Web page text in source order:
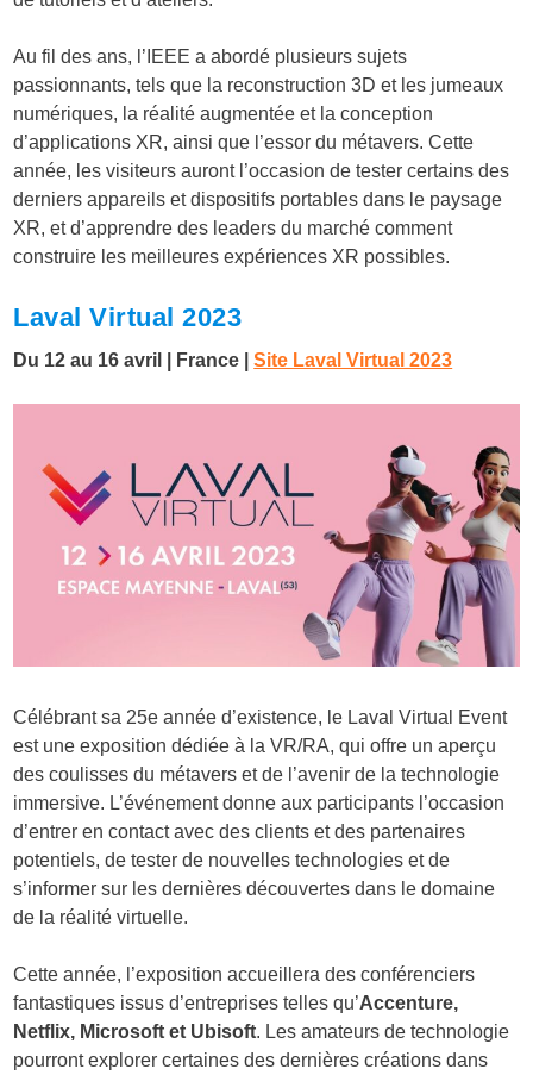
Au fil des ans, l’IEEE a abordé plusieurs sujets
passionnants, tels que la reconstruction 3D et les jumeaux
numériques, la réalité augmentée et la conception
d’applications XR, ainsi que l’essor du métavers. Cette
année, les visiteurs auront l’occasion de tester certains des
derniers appareils et dispositifs portables dans le paysage
XR, et d’apprendre des leaders du marché comment
construire les meilleures expériences XR possibles.
Laval Virtual 2023
Du 12 au 16 avril | France |Site Laval Virtual 2023
Célébrant sa 25e année d’existence, le Laval Virtual Event
est une exposition dédiée à la VR/RA, qui offre un aperçu
des coulisses du métavers et de l’avenir de la technologie
immersive. L’événement donne aux participants l’occasion
d’entrer en contact avec des clients et des partenaires
potentiels, de tester de nouvelles technologies et de
s’informer sur les dernières découvertes dans le domaine
de la réalité virtuelle.
Cette année, l’exposition accueillera des conférenciers
fantastiques issus d’entreprises telles qu’Accenture,
Netflix, Microsoft et Ubisoft. Les amateurs de technologie
pourront explorer certaines des dernières créations dans